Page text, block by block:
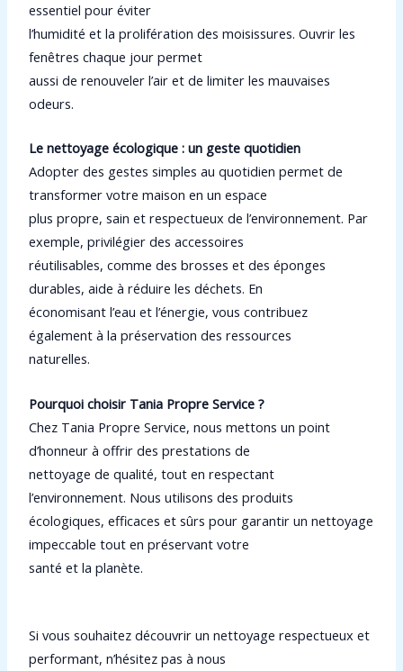
essentiel pour éviter
l’humidité et la prolifération des moisissures. Ouvrir les
fenêtres chaque jour permet
aussi de renouveler l’air et de limiter les mauvaises
odeurs.
Le nettoyage écologique : un geste quotidien
Adopter des gestes simples au quotidien permet de
transformer votre maison en un espace
plus propre, sain et respectueux de l’environnement. Par
exemple, privilégier des accessoires
réutilisables, comme des brosses et des éponges
durables, aide à réduire les déchets. En
économisant l’eau et l’énergie, vous contribuez
également à la préservation des ressources
naturelles.
Pourquoi choisir Tania Propre Service ?
Chez Tania Propre Service, nous mettons un point
d’honneur à offrir des prestations de
nettoyage de qualité, tout en respectant
l’environnement. Nous utilisons des produits
écologiques, efficaces et sûrs pour garantir un nettoyage
impeccable tout en préservant votre
santé et la planète.
Si vous souhaitez découvrir un nettoyage respectueux et
performant, n’hésitez pas à nous